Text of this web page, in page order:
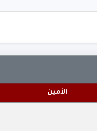
الأمين